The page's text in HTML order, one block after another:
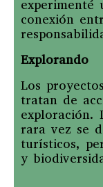
experimenté
conexión
Explorando
Los
tratan de
exploración.
rara vez se
turísticos,
y